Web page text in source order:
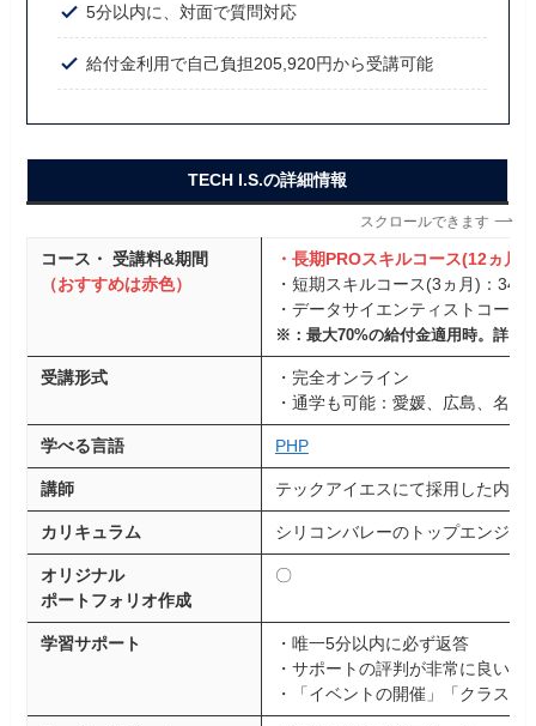
5分以内に、対面で質問対応
給付金利用で自己負担205,920円から受講可能
TECH I.S.の詳細情報
スクロールできます
コース・ 受講料&期間
（おすすめは赤色）
・長期PROスキルコース(12ヵ月
・短期スキルコース(3ヵ月)：
・データサイエンティストコー
※：最大70%の給付金適用時。詳し
受講形式
・完全オンライン
・通学も可能：愛媛、広島、名古
学べる言語 PHP
講師 テックアイエスにて採用した内部
カリキュラム シリコンバレーのトップエンジニ
オリジナル
ポートフォリオ作成
〇
学習サポート
・唯一5分以内に必ず返答
・サポートの評判が非常に良い
・「イベントの開催」「クラス